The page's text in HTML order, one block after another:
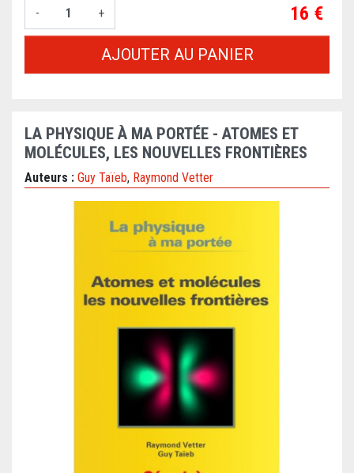
-
+ Prix
16 €
AJOUTER AU PANIER
LA PHYSIQUE À MA PORTÉE - ATOMES ET
MOLÉCULES, LES NOUVELLES FRONTIÈRES
Auteurs : Guy Taïeb, Raymond Vetter